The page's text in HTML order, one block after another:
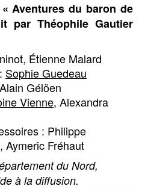
Aventures du baron de
par Théophile Gautier
Étienne Malard
Sophie Guedeau
Gélöen
Vienne, Alexandra
: Philippe
Aymeric Fréhaut
du Nord,
à la diffusion.